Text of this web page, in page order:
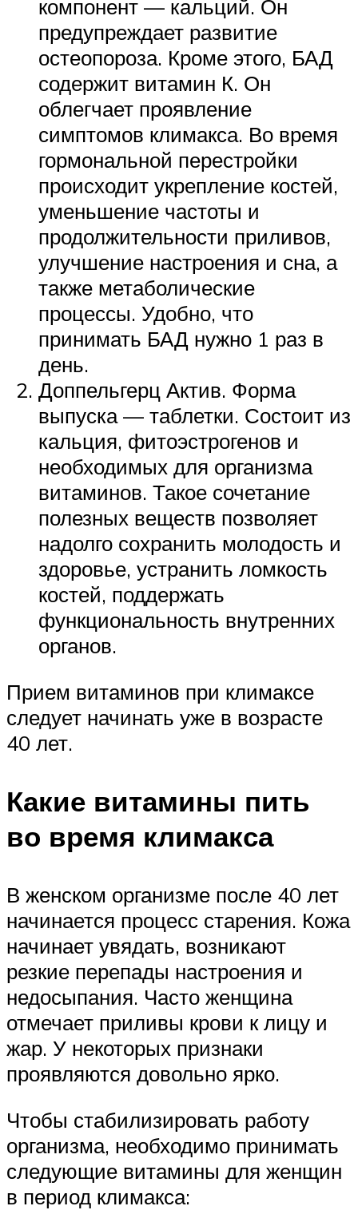
компонент — кальций. Он
предупреждает развитие
остеопороза. Кроме этого, БАД
содержит витамин К. Он
облегчает проявление
симптомов климакса. Во время
гормональной перестройки
происходит укрепление костей,
уменьшение частоты и
продолжительности приливов,
улучшение настроения и сна, а
также метаболические
процессы. Удобно, что
принимать БАД нужно 1 раз в
день.
Доппельгерц Актив. Форма
выпуска — таблетки. Состоит из
кальция, фитоэстрогенов и
необходимых для организма
витаминов. Такое сочетание
полезных веществ позволяет
надолго сохранить молодость и
здоровье, устранить ломкость
костей, поддержать
функциональность внутренних
органов.
Прием витаминов при климаксе
следует начинать уже в возрасте
40 лет.
Какие витамины пить
во время климакса
В женском организме после 40 лет
начинается процесс старения. Кожа
начинает увядать, возникают
резкие перепады настроения и
недосыпания. Часто женщина
отмечает приливы крови к лицу и
жар. У некоторых признаки
проявляются довольно ярко.
Чтобы стабилизировать работу
организма, необходимо принимать
следующие витамины для женщин
в период климакса: